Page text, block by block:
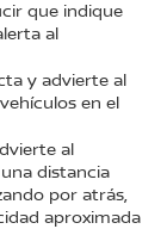
que indique
al
y advierte al
en el
al
distancia
por atrás,
aproximada